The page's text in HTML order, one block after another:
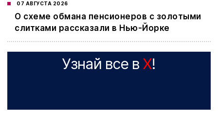
07 АВГУСТА 2026
О схеме обмана пенсионеров с золотыми
слитками рассказали в Нью-Йорке
Узнай все в X!